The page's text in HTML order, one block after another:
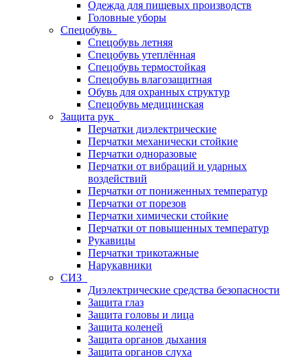
Одежда для пищевых производств
Головные уборы
Спецобувь
Спецобувь летняя
Спецобувь утеплённая
Спецобувь термостойкая
Спецобувь влагозащитная
Обувь для охранных структур
Спецобувь медицинская
Защита рук
Перчатки диэлектрические
Перчатки механически стойкие
Перчатки одноразовые
Перчатки от вибраций и ударных
воздействий
Перчатки от пониженных температур
Перчатки от порезов
Перчатки химически стойкие
Перчатки от повышенных температур
Рукавицы
Перчатки трикотажные
Нарукавники
СИЗ
Диэлектрические средства безопасности
Защита глаз
Защита головы и лица
Защита коленей
Защита органов дыхания
Защита органов слуха